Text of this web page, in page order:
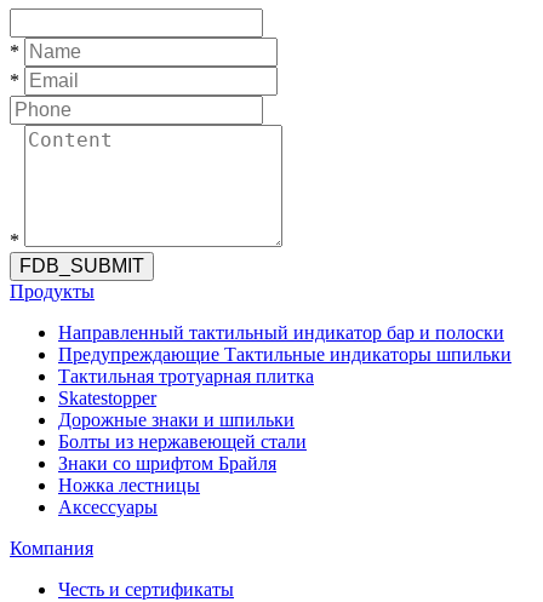
*
*
*
FDB_SUBMIT
Продукты
Направленный тактильный индикатор бар и полоски
Предупреждающие Тактильные индикаторы шпильки
Тактильная тротуарная плитка
Skatestopper
Дорожные знаки и шпильки
Болты из нержавеющей стали
Знаки со шрифтом Брайля
Ножка лестницы
Аксессуары
Компания
Честь и сертификаты